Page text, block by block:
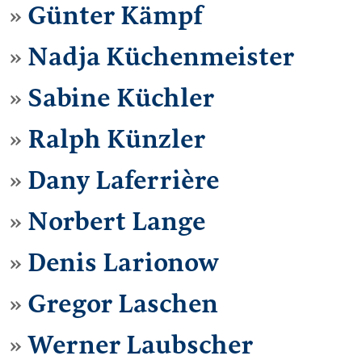
Günter Kämpf
Nadja Küchenmeister
Sabine Küchler
Ralph Künzler
Dany Laferrière
Norbert Lange
Denis Larionow
Gregor Laschen
Werner Laubscher